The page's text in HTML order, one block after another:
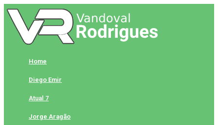
Skip
to
content
Home
Diego Emir
Atual 7
Jorge Aragão